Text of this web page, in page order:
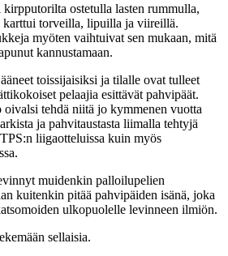
ostetulla lasten rummulla,
karttui torveilla, lipuilla ja viireillä.
myöten vaihtuivat sen mukaan, mitä
kannustamaan.
toissijaisiksi ja tilalle ovat tulleet
pelaajia esittävät pahvipäät.
oivalsi tehdä niitä jo kymmenen vuotta
ja pahvitaustasta liimalla tehtyjä
liigaotteluissa kuin myös
muidenkin palloilupelien
kuitenkin pitää pahvipäiden isänä, joka
ulkopuolelle levinneen ilmiön.
sellaisia.